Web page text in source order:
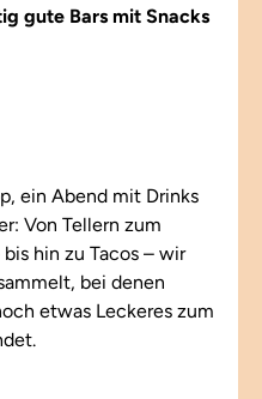
gute Bars mit Snacks
ein Abend mit Drinks
Von Tellern zum
hin zu Tacos – wir
bei denen
etwas Leckeres zum